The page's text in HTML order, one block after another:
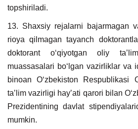
topshiriladi.
13. Shaxsiy rejalarni bajarmagan
rioya qilmagan tayanch
doktorant oʻqiyotgan oliy
muassasalari boʻlgan vazirliklar va
binoan Oʻzbekiston Respublikasi
taʼlim vazirligi hayʼati qarori bilan
Prezidentining davlat
mumkin.